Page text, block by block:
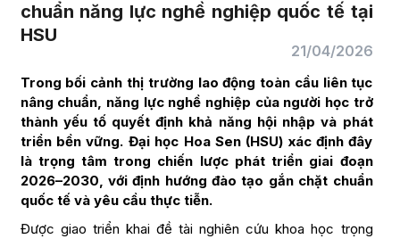
chuẩn năng lực nghề nghiệp quốc tế tại
HSU
21/04/2026
Trong bối cảnh thị trường lao động toàn cầu liên tục
nâng chuẩn, năng lực nghề nghiệp của người học trở
thành yếu tố quyết định khả năng hội nhập và phát
triển bền vững. Đại học Hoa Sen (HSU) xác định đây
là trọng tâm trong chiến lược phát triển giai đoạn
2026–2030, với định hướng đào tạo gắn chặt chuẩn
quốc tế và yêu cầu thực tiễn.
Được giao triển khai đề tài nghiên cứu khoa học trọng